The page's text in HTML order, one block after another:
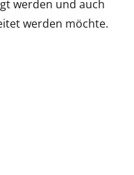
werden und auch
werden möchte.